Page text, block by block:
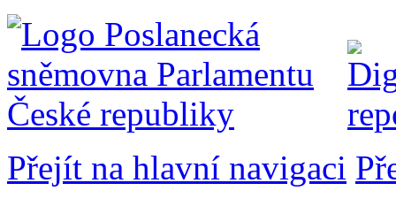
Přejít na hlavní navigaci